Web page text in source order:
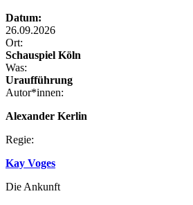
Datum:
26.09.2026
Ort:
Schauspiel Köln
Was:
Uraufführung
Autor*innen:
Alexander Kerlin
Regie:
Kay Voges
Die Ankunft